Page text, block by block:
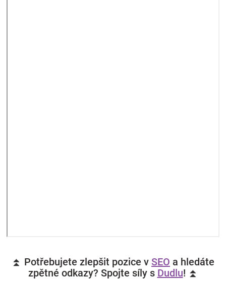
⏫ Potřebujete zlepšit pozice v SEO a hledáte
zpětné odkazy? Spojte síly s Dudlu! ⏫